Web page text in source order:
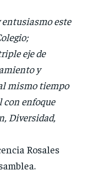
este
eje de
y
mismo tiempo
con enfoque
Diversidad,
Rosales